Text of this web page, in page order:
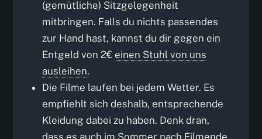
(gemütliche) Sitzgelegenheit
mitbringen. Falls du nichts passendes
zur Hand hast, kannst du dir gegen ein
Entgeld von 2€ einen Stuhl von uns
ausleihen.
Die Filme laufen bei jedem Wetter. Es
empfiehlt sich deshalb, entsprechende
Kleidung dabei zu haben. Denk dran,